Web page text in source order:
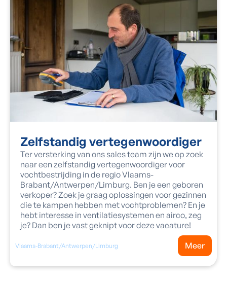
Zelfstandig vertegenwoordiger
Ter versterking van ons sales team zijn we op zoek
naar een zelfstandig vertegenwoordiger voor
vochtbestrijding in de regio Vlaams-
Brabant/Antwerpen/Limburg. Ben je een geboren
verkoper? Zoek je graag oplossingen voor gezinnen
die te kampen hebben met vochtproblemen? En je
hebt interesse in ventilatiesystemen en airco, zeg
je? Dan ben je vast geknipt voor deze vacature!
Vlaams-Brabant/Antwerpen/Limburg Meer